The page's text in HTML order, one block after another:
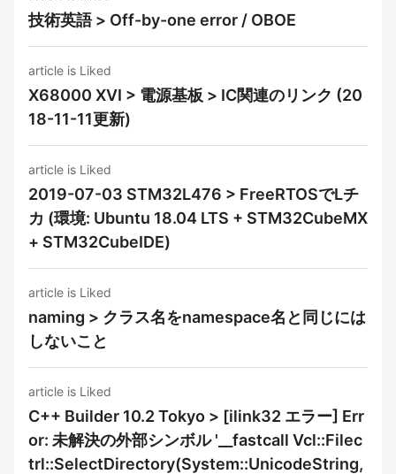
技術英語 > Off-by-one error / OBOE
article is Liked
X68000 XVI > 電源基板 > IC関連のリンク (20
18-11-11更新)
article is Liked
2019-07-03 STM32L476 > FreeRTOSでLチ
カ (環境: Ubuntu 18.04 LTS + STM32CubeMX
+ STM32CubeIDE)
article is Liked
naming > クラス名をnamespace名と同じには
しないこと
article is Liked
C++ Builder 10.2 Tokyo > [ilink32 エラー] Err
or: 未解決の外部シンボル '__fastcall Vcl::Filec
trl::SelectDirectory(System::UnicodeString,